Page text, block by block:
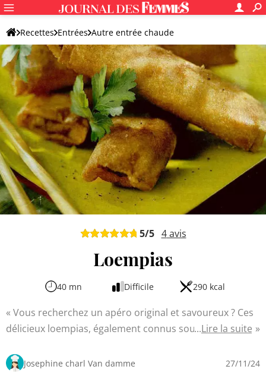
Recettes Entrées Autre entrée chaude
5/5 4avis
Loempias
40 mn Difficile 290 kcal
Vous recherchez un apéro original et savoureux ? Ces
délicieux loempias, également connus sous le nom de
croustillante à l'extérieur et tendre à l'intérieur, ils
Lire la suite
Josephine charl Van damme 27/11/24